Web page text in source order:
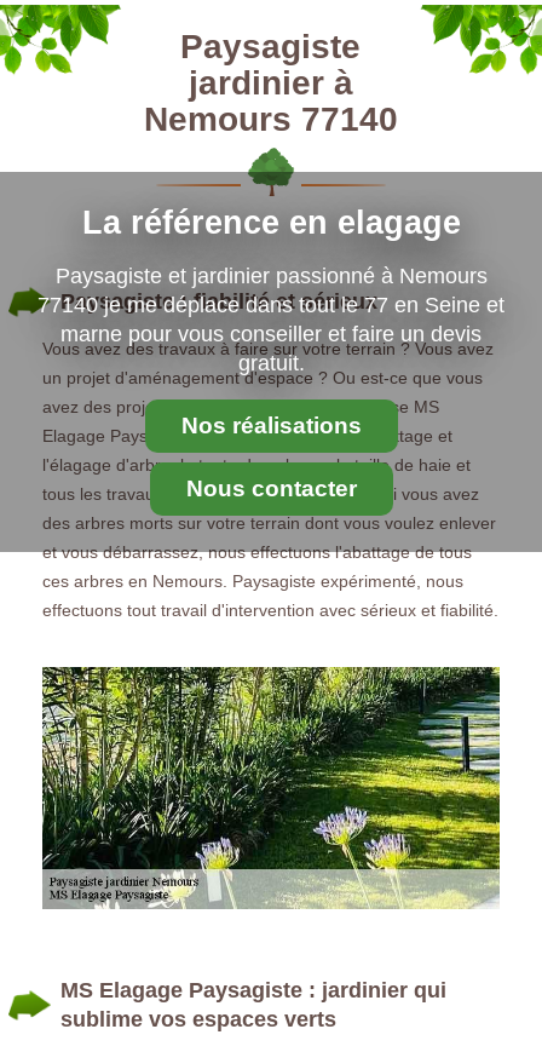
La référence en elagage
Paysagiste et jardinier passionné à Nemours
77140 je me déplace dans tout le 77 en Seine et
marne pour vous conseiller et faire un devis
gratuit.
Nos réalisations
Nous contacter
Paysagiste
jardinier à
Nemours 77140
Paysagiste : fiabilité et sérieux
Vous avez des travaux à faire sur votre terrain ? Vous avez
un projet d'aménagement d'espace ? Ou est-ce que vous
avez des projets pour votre jardin ? L'entreprise MS
Elagage Paysagiste sur Nemours réalise l'abattage et
l'élagage d'arbre, la tonte de pelouse, la taille de haie et
tous les travaux dans le cadre du jardinage. Si vous avez
des arbres morts sur votre terrain dont vous voulez enlever
et vous débarrassez, nous effectuons l'abattage de tous
ces arbres en Nemours. Paysagiste expérimenté, nous
effectuons tout travail d'intervention avec sérieux et fiabilité.
MS Elagage Paysagiste : jardinier qui
sublime vos espaces verts